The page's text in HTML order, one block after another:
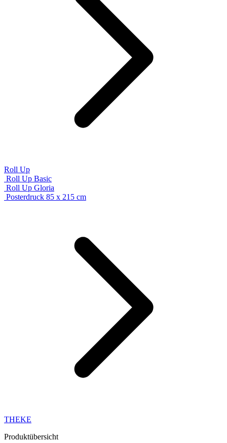
Roll Up
Roll Up Basic
Roll Up Gloria
Posterdruck 85 x 215 cm
THEKE
Produktübersicht